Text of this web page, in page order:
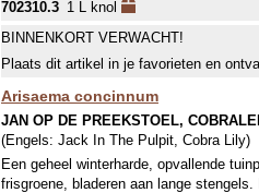
humus.
702310.3 1 L knol
BINNENKORT VERWACHT!
Plaats dit artikel in je favorieten en
Arisaema concinnum
JAN OP DE PREEKSTOEL,
(Engels: Jack In The Pulpit, Cobra Lily)
Een geheel winterharde, opvallende
frisgroene, bladeren aan lange